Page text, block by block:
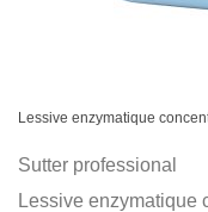
Lessive enzymatique
Sutter professional
Lessive enzymatique